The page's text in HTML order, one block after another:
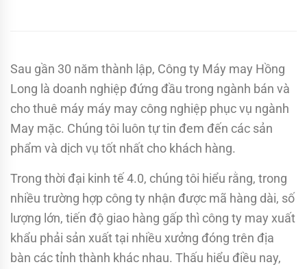
Sau gần 30 năm thành lập, Công ty Máy may Hồng
Long là doanh nghiệp đứng đầu trong ngành bán và
cho thuê máy máy may công nghiệp phục vụ ngành
May mặc. Chúng tôi luôn tự tin đem đến các sản
phẩm và dịch vụ tốt nhất cho khách hàng.
Trong thời đại kinh tế 4.0, chúng tôi hiểu rằng, trong
nhiều trường hợp công ty nhận được mã hàng dài, số
lượng lớn, tiến độ giao hàng gấp thì công ty may xuất
khẩu phải sản xuất tại nhiều xưởng đóng trên địa
bàn các tỉnh thành khác nhau. Thấu hiểu điều nay,